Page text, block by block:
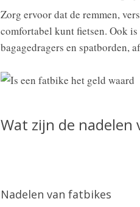
Zorg ervoor dat de remmen,
comfortabel kunt fietsen. Ook
bagagedragers en spatborden,
Wat zijn de nadelen
Nadelen van fatbikes